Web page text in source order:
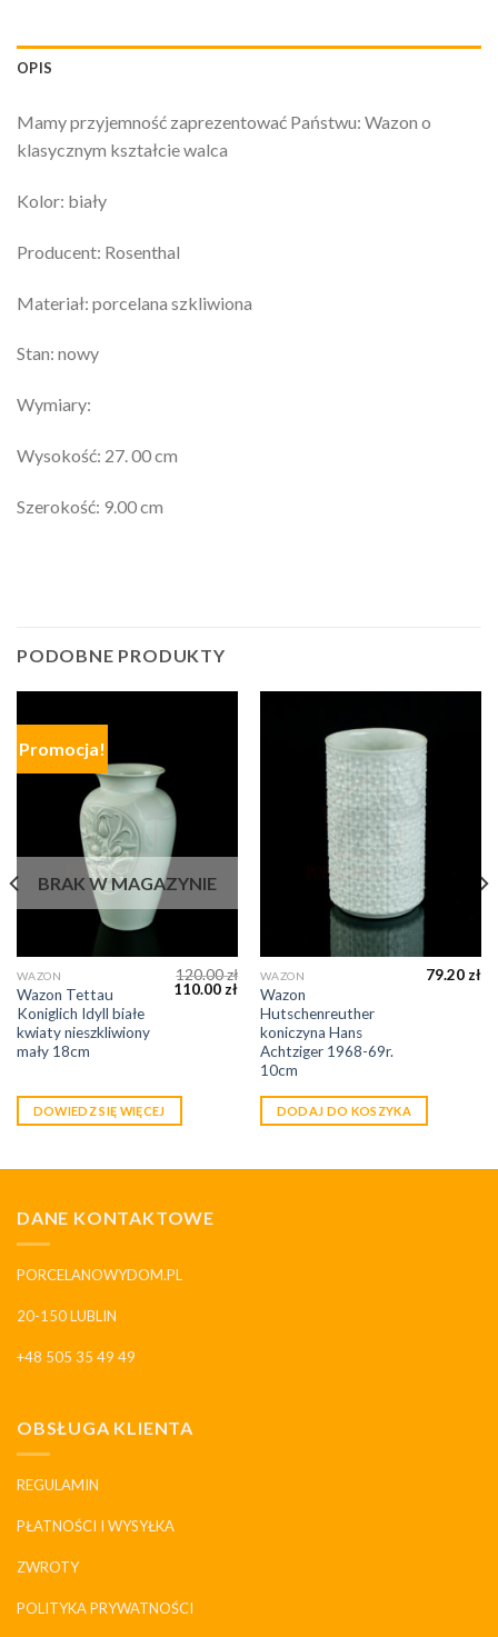
OPIS
Mamy przyjemność zaprezentować Państwu: Wazon o
klasycznym kształcie walca
Kolor: biały
Producent: Rosenthal
Materiał: porcelana szkliwiona
Stan: nowy
Wymiary:
Wysokość: 27. 00 cm
Szerokość: 9.00 cm
PODOBNE PRODUKTY
Promocja!
BRAK W MAGAZYNIE
WAZON
Wazon Tettau
Koniglich Idyll białe
kwiaty nieszkliwiony
mały 18cm
120.00zł
110.00 zł
DOWIEDZ SIĘ WIĘCEJ
WAZON
Wazon
Hutschenreuther
koniczyna Hans
Achtziger 1968-69r.
10cm
79.20 zł
DODAJ DO KOSZYKA
DANE KONTAKTOWE
PORCELANOWYDOM.PL
20-150 LUBLIN
+48 505 35 49 49
OBSŁUGA KLIENTA
REGULAMIN
PŁATNOŚCI I WYSYŁKA
ZWROTY
POLITYKA PRYWATNOŚCI